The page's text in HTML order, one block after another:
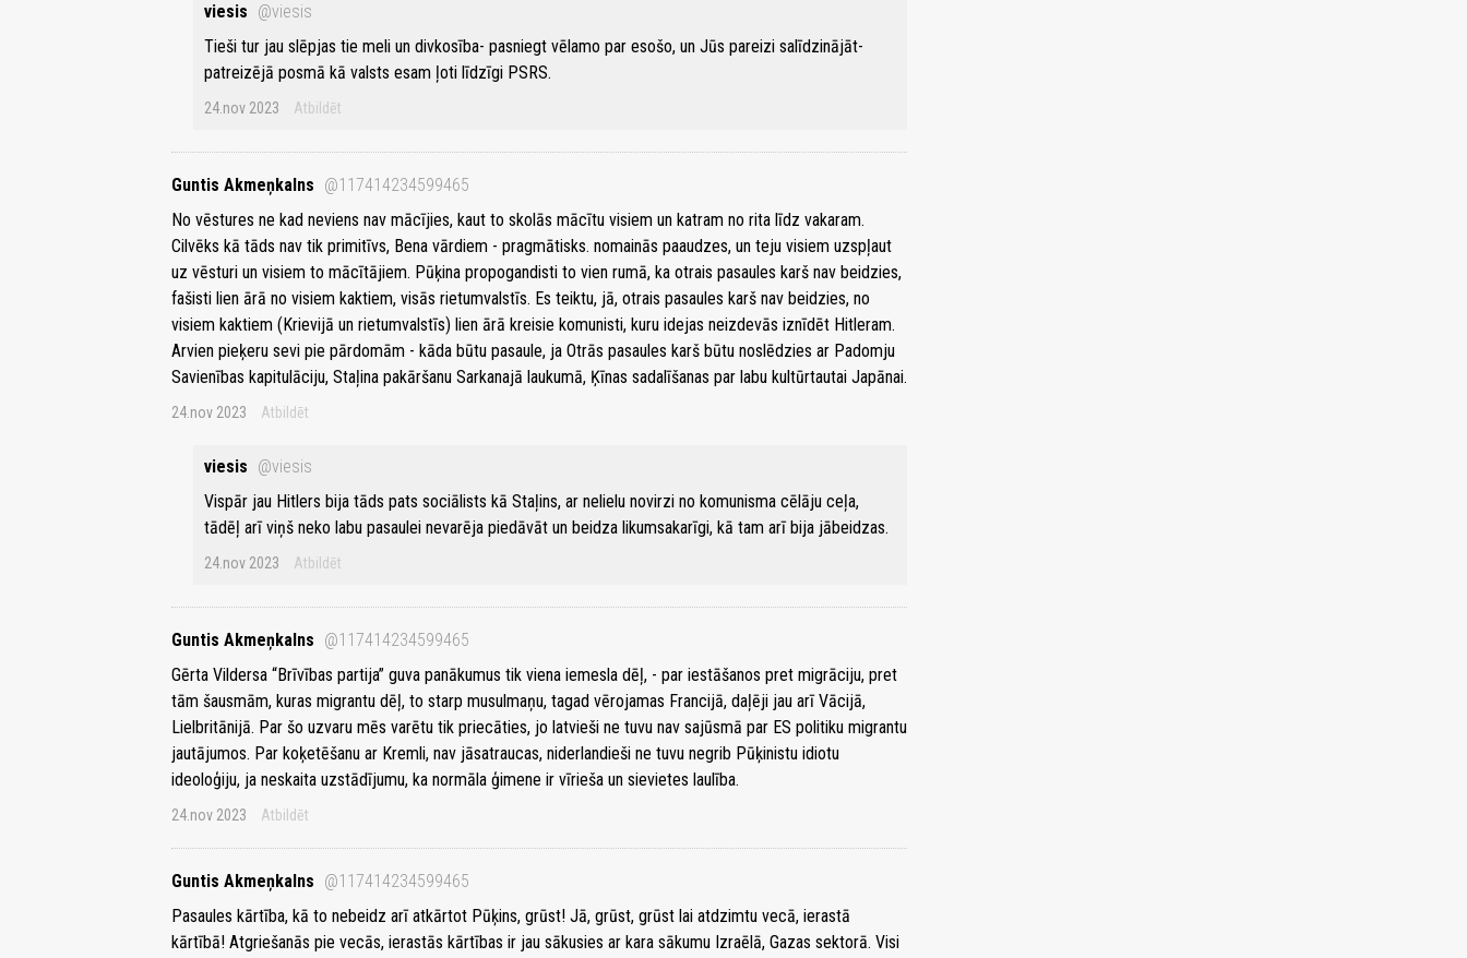
viesis @viesis
Tieši tur jau slēpjas tie meli un divkosība- pasniegt vēlamo par esošo, un Jūs pareizi salīdzinājāt-
patreizējā posmā kā valsts esam ļoti līdzīgi PSRS.
24.nov 2023 Atbildēt
Guntis Akmeņkalns @117414234599465
No vēstures ne kad neviens nav mācījies, kaut to skolās mācītu visiem un katram no rita līdz vakaram.
Cilvēks kā tāds nav tik primitīvs, Bena vārdiem - pragmātisks. nomainās paaudzes, un teju visiem uzspļaut
uz vēsturi un visiem to mācītājiem. Pūķina propogandisti to vien rumā, ka otrais pasaules karš nav beidzies,
fašisti lien ārā no visiem kaktiem, visās rietumvalstīs. Es teiktu, jā, otrais pasaules karš nav beidzies, no
visiem kaktiem (Krievijā un rietumvalstīs) lien ārā kreisie komunisti, kuru idejas neizdevās iznīdēt Hitleram.
Arvien pieķeru sevi pie pārdomām - kāda būtu pasaule, ja Otrās pasaules karš būtu noslēdzies ar Padomju
Savienības kapitulāciju, Staļina pakāršanu Sarkanajā laukumā, Ķīnas sadalīšanas par labu kultūrtautai Japānai.
24.nov 2023 Atbildēt
viesis @viesis
Vispār jau Hitlers bija tāds pats sociālists kā Staļins, ar nelielu novirzi no komunisma cēlāju ceļa,
tādēļ arī viņš neko labu pasaulei nevarēja piedāvāt un beidza likumsakarīgi, kā tam arī bija jābeidzas.
24.nov 2023 Atbildēt
Guntis Akmeņkalns @117414234599465
Gērta Vildersa “Brīvības partija” guva panākumus tik viena iemesla dēļ, - par iestāšanos pret migrāciju, pret
tām šausmām, kuras migrantu dēļ, to starp musulmaņu, tagad vērojamas Francijā, daļēji jau arī Vācijā,
Lielbritānijā. Par šo uzvaru mēs varētu tik priecāties, jo latvieši ne tuvu nav sajūsmā par ES politiku migrantu
jautājumos. Par koķetēšanu ar Kremli, nav jāsatraucas, niderlandieši ne tuvu negrib Pūķinistu idiotu
ideoloģiju, ja neskaita uzstādījumu, ka normāla ģimene ir vīrieša un sievietes laulība.
24.nov 2023 Atbildēt
Guntis Akmeņkalns @117414234599465
Pasaules kārtība, kā to nebeidz arī atkārtot Pūķins, grūst! Jā, grūst, grūst lai atdzimtu vecā, ierastā
kārtībā! Atgriešanās pie vecās, ierastās kārtības ir jau sākusies ar kara sākumu Izraēlā, Gazas sektorā. Visi